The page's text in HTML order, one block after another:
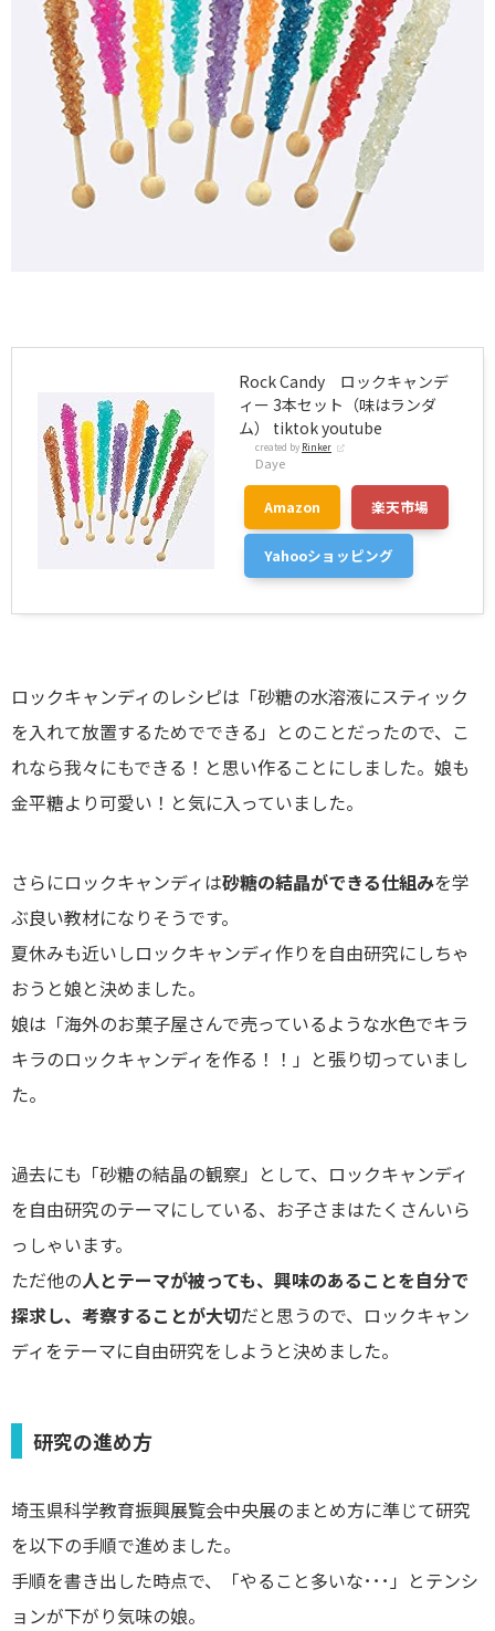
Rock Candy ロックキャンデ
ィー 3本セット（味はランダ
ム） tiktok youtube
created by Rinker
Daye
Amazon 楽天市場
Yahooショッピング
ロックキャンディのレシピは「砂糖の水溶液にスティック
を入れて放置するためでできる」とのことだったので、こ
れなら我々にもできる！と思い作ることにしました。娘も
金平糖より可愛い！と気に入っていました。
さらにロックキャンディは砂糖の結晶ができる仕組みを学
ぶ良い教材になりそうです。
夏休みも近いしロックキャンディ作りを自由研究にしちゃ
おうと娘と決めました。
娘は「海外のお菓子屋さんで売っているような水色でキラ
キラのロックキャンディを作る！！」と張り切っていまし
た。
過去にも「砂糖の結晶の観察」として、ロックキャンディ
を自由研究のテーマにしている、お子さまはたくさんいら
っしゃいます。
ただ他の人とテーマが被っても、興味のあることを自分で
探求し、考察することが大切だと思うので、ロックキャン
ディをテーマに自由研究をしようと決めました。
研究の進め方
埼玉県科学教育振興展覧会中央展のまとめ方に準じて研究
を以下の手順で進めました。
手順を書き出した時点で、「やること多いな･･･」とテンシ
ョンが下がり気味の娘。